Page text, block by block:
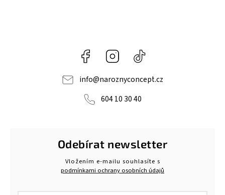
Facebook Instagram
info@naroznyconcept.cz
604 10 30 40
Odebírat newsletter
Vložením e-mailu souhlasíte s
podmínkami ochrany osobních údajů